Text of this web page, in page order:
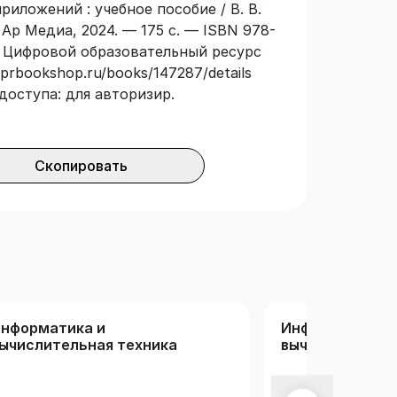
: учебное пособие / В. В.
Медиа, 2024. — 175 с. — ISBN 978-
образовательный ресурс
books/147287/details
для авторизир.
Скопировать
и
техника
Информатика,